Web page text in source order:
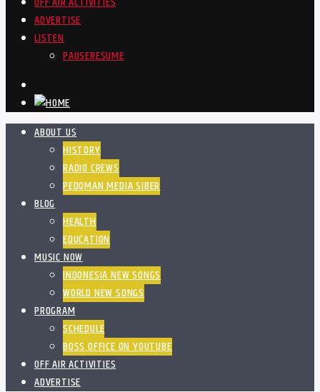
ADVERTISE
LISTEN
PAUSERESUME
ABOUT US
HISTORY
RADIO CREWS
PEDOMAN MEDIA SIBER
BLOG
HEALTH
EDUCATION
MUSIC NOW
INDONESIA NEW SONGS
WORLD NEW SONGS
PROGRAM
SCHEDULE
BOSS OFFICE ON YOUTUBE
OFF AIR ACTIVITIES
ADVERTISE